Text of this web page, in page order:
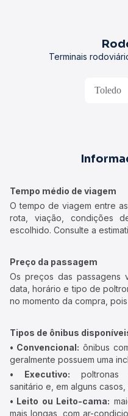
Terminais
Toledo
Tempo médio de viagem
O tempo de viagem entre
rota, viação, condições
escolhido. Consulte a
Preço da passagem
Os preços das passagens
data, horário e tipo de
no momento da compra,
Tipos de ônibus
• Convencional: ônibus
geralmente possuem uma
• Executivo: poltronas
sanitário e, em alguns casos,
• Leito ou Leito-cama:
mais longas, com ar-